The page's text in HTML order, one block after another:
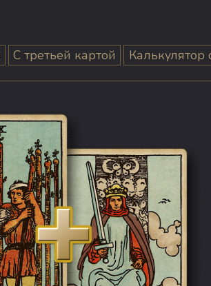
С третьей картой Калькулятор